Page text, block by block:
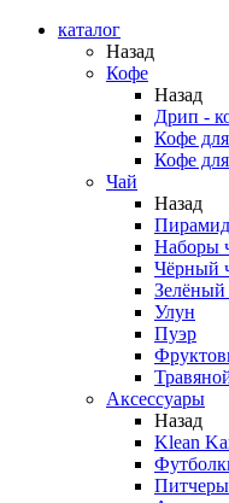
каталог
Назад
Кофе
Назад
Дрип -
Кофе
Кофе
Чай
Назад
Наборы
Чёрный
Зелёный
Улун
Пуэр
Аксессуары
Назад
Klean
Питчеры